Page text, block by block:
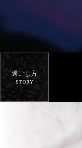
過ごし方
STORY